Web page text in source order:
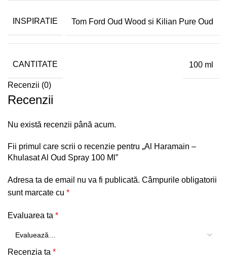
INSPIRATIE Tom Ford Oud Wood si Kilian Pure Oud
CANTITATE 100 ml
Recenzii (0)
Recenzii
Nu există recenzii până acum.
Fii primul care scrii o recenzie pentru „Al Haramain –
Khulasat Al Oud Spray 100 Ml”
Adresa ta de email nu va fi publicată. Câmpurile obligatorii
sunt marcate cu *
Evaluarea ta *
Recenzia ta *